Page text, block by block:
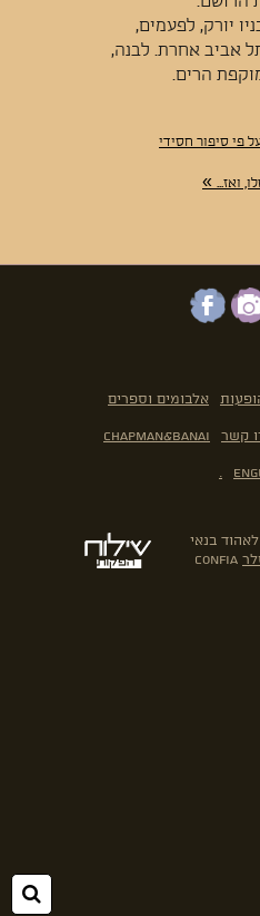
יורק, לפעמים,
אביב אחרת. לבנה,
הרים.
פי סיפור חסידי
ואז... »
אלבומים וספרים
קשר
Chapman&Banai
.
בנאי